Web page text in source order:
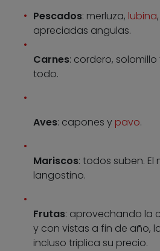
Pescados: merluza, lubina
apreciadas angulas.
Carnes: cordero,
todo.
Aves: capones y pavo.
Mariscos: todos suben.
langostino.
Frutas: aprovechando la
y con vistas a fin de año,
incluso triplica su precio.